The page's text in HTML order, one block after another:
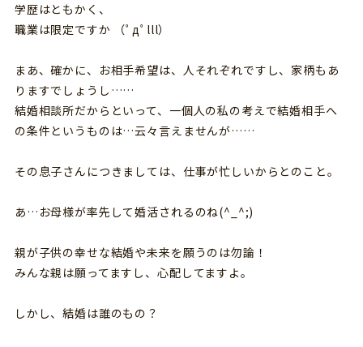
学歴はともかく、
職業は限定ですか （ﾟдﾟlll）
まあ、確かに、お相手希望は、人それぞれですし、家柄もあ
りますでしょうし……
結婚相談所だからといって、一個人の私の考えで結婚相手へ
の条件というものは…云々言えませんが……
その息子さんにつきましては、仕事が忙しいからとのこと。
あ…お母様が率先して婚活されるのね(^_^;)
親が子供の幸せな結婚や未来を願うのは勿論！
みんな親は願ってますし、心配してますよ。
しかし、結婚は誰のもの？